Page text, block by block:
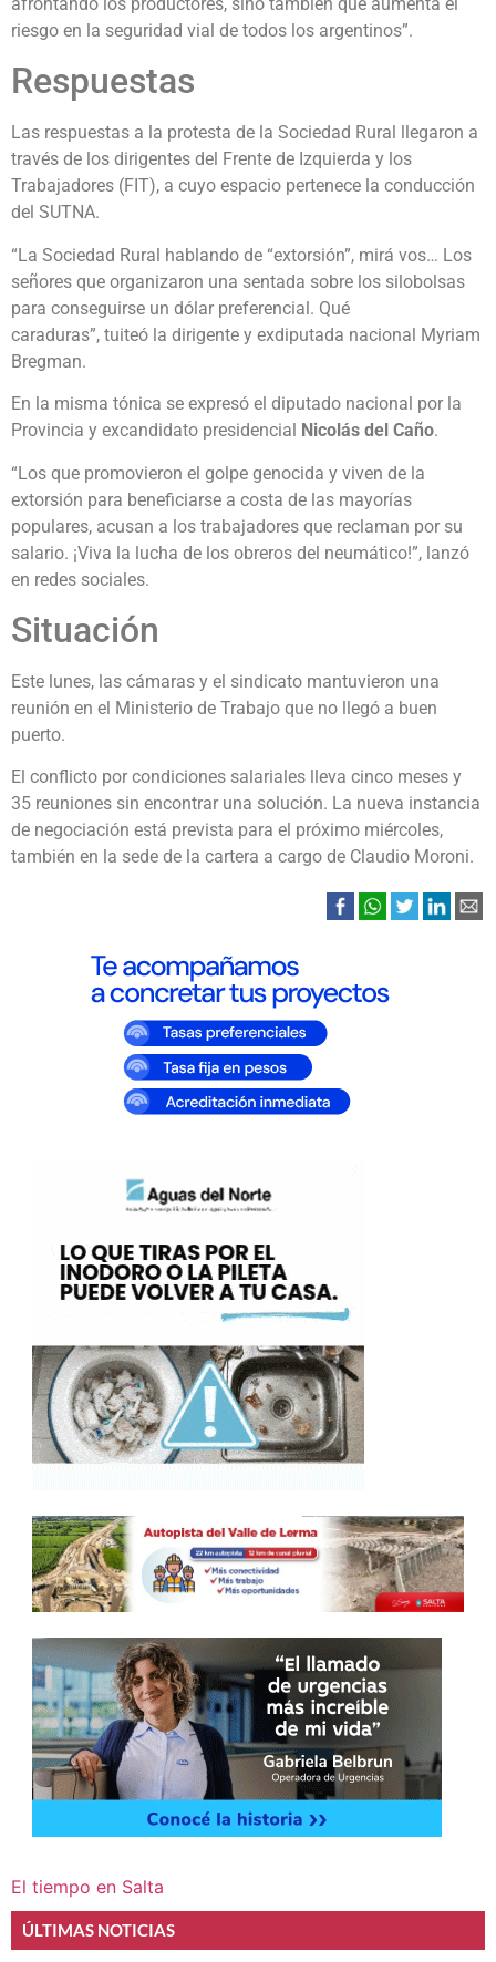
riesgo en la seguridad vial de todos los argentinos”.
Respuestas
Las respuestas a la protesta de la Sociedad Rural llegaron a
través de los dirigentes del Frente de Izquierda y los
Trabajadores (FIT), a cuyo espacio pertenece la conducción
del SUTNA.
“La Sociedad Rural hablando de “extorsión”, mirá vos… Los
señores que organizaron una sentada sobre los silobolsas
para conseguirse un dólar preferencial. Qué
caraduras”, tuiteó la dirigente y exdiputada nacional Myriam
Bregman.
En la misma tónica se expresó el diputado nacional por la
Provincia y excandidato presidencial
Nicolás del Caño.
“Los que promovieron el golpe genocida y viven de la
extorsión para beneficiarse a costa de las mayorías
populares, acusan a los trabajadores que reclaman por su
salario. ¡Viva la lucha de los obreros del neumático!”, lanzó
en redes sociales.
Situación
Este lunes, las cámaras y el sindicato mantuvieron una
reunión en el Ministerio de Trabajo que no llegó a buen
puerto.
El conflicto por condiciones salariales lleva cinco meses y
35 reuniones sin encontrar una solución. La nueva instancia
de negociación está prevista para el próximo miércoles,
también en la sede de la cartera a cargo de Claudio Moroni.
El tiempo en Salta
ÚLTIMAS NOTICIAS